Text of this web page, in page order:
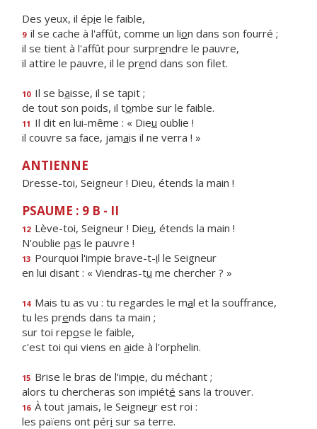
Des yeux, il épie le faible,
9 il se cache à l'affût, comme un lion dans son fourré ;
il se tient à l'affût pour surprendre le pauvre,
il attire le pauvre, il le prend dans son filet.
10 Il se baisse, il se tapit ;
de tout son poids, il tombe sur le faible.
11 Il dit en lui-même : « Dieu oublie !
il couvre sa face, jamais il ne verra ! »
ANTIENNE
Dresse-toi, Seigneur ! Dieu, étends la main !
PSAUME : 9 B - II
12 Lève-toi, Seigneur ! Dieu, étends la main !
N'oublie pas le pauvre !
13 Pourquoi l'impie brave-t-il le Seigneur
en lui disant : « Viendras-tu me chercher ? »
14 Mais tu as vu : tu regardes le mal et la souffrance,
tu les prends dans ta main ;
sur toi repose le faible,
c'est toi qui viens en aide à l'orphelin.
15 Brise le bras de l'impie, du méchant ;
alors tu chercheras son impiété sans la trouver.
16 À tout jamais, le Seigneur est roi :
les païens ont péri sur sa terre.